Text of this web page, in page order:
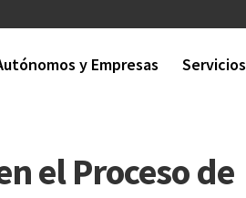
y Empresas Servicios
el Proceso de